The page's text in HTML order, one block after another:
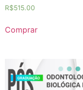
R$515.00
Comprar